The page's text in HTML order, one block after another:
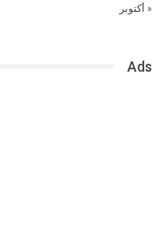
« أكتوبر
Ads